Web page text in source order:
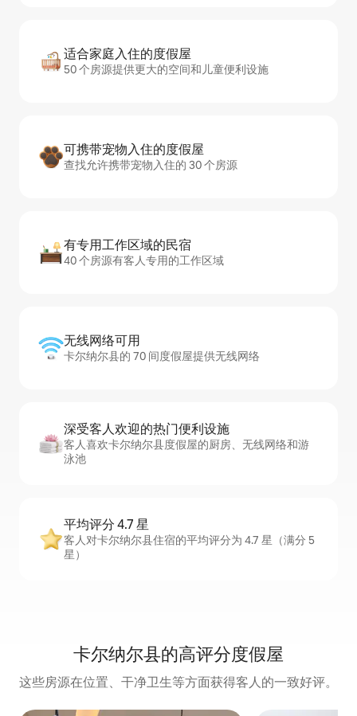
适合家庭入住的度假屋
50 个房源提供更大的空间和儿童便利设施
可携带宠物入住的度假屋
查找允许携带宠物入住的 30 个房源
有专用工作区域的民宿
40 个房源有客人专用的工作区域
无线网络可用
卡尔纳尔县的 70 间度假屋提供无线网络
深受客人欢迎的热门便利设施
客人喜欢卡尔纳尔县度假屋的厨房、无线网络和游
泳池
平均评分 4.7 星
客人对卡尔纳尔县住宿的平均评分为 4.7 星（满分 5
星）
卡尔纳尔县的高评分度假屋
这些房源在位置、干净卫生等方面获得客人的一致好评。